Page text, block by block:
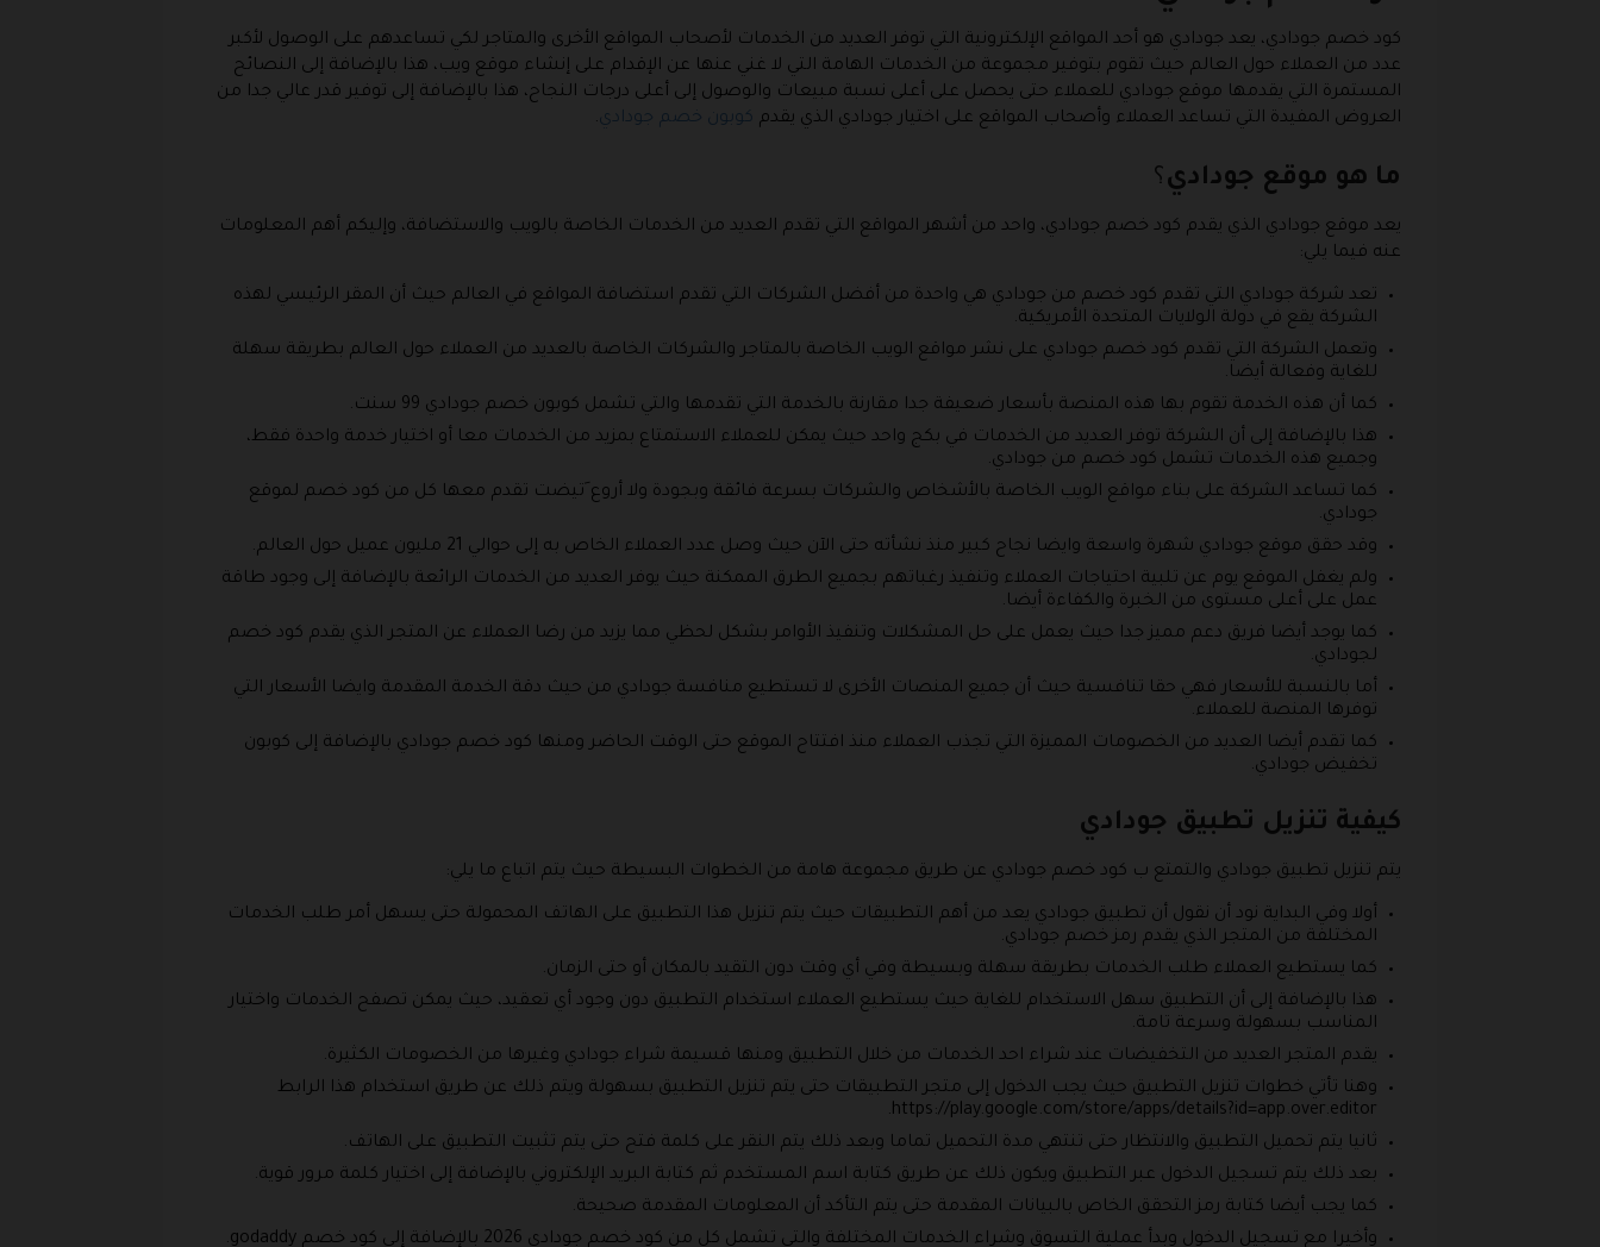
كود خصم جودادي، يعد جودادي هو أحد المواقع الإلكترونية التي توفر العديد من الخدمات لأصحاب المواقع الأخرى والمتاجر لكي تساعدهم على الوصول لأكبر
عدد من العملاء حول العالم حيث تقوم بتوفير مجموعة من الخدمات الهامة التي لا غني عنها عن الإقدام على إنشاء موقع ويب، هذا بالإضافة إلى النصائح
المستمرة التي يقدمها موقع جودادي للعملاء حتى يحصل على أعلى نسبة مبيعات والوصول إلى أعلى درجات النجاح، هذا بالإضافة إلى توفير قدر عالي جدا من
العروض المفيدة التي تساعد العملاء وأصحاب المواقع على اختيار جودادي الذي يقدم كوبون خصم جودادي.
ما هو موقع جودادي ؟
يعد موقع جودادي الذي يقدم كود خصم جودادي، واحد من أشهر المواقع التي تقدم العديد من الخدمات الخاصة بالويب والاستضافة، وإليكم أهم المعلومات
عنه فيما يلي:
تعد شركة جودادي التي تقدم كود خصم من جودادي هي واحدة من أفضل الشركات التي تقدم استضافة المواقع في العالم حيث أن المقر الرئيسي لهذه
الشركة يقع في دولة الولايات المتحدة الأمريكية.
وتعمل الشركة التي تقدم كود خصم جودادي على نشر مواقع الويب الخاصة بالمتاجر والشركات الخاصة بالعديد من العملاء حول العالم بطريقة سهلة
للغاية وفعالة أيضا.
كما أن هذه الخدمة تقوم بها هذه المنصة بأسعار ضعيفة جدا مقارنة بالخدمة التي تقدمها والتي تشمل كوبون خصم جودادي 99 سنت.
هذا بالإضافة إلى أن الشركة توفر العديد من الخدمات في بكج واحد حيث يمكن للعملاء الاستمتاع بمزيد من الخدمات معا أو اختيار خدمة واحدة فقط،
وجميع هذه الخدمات تشمل كود خصم من جودادي.
كما تساعد الشركة على بناء مواقع الويب الخاصة بالأشخاص والشركات بسرعة فائقة وبجودة ولا أروع َتيضت تقدم معها كل من كود خصم لموقع
جودادي.
وقد حقق موقع جودادي شهرة واسعة وايضا نجاح كبير منذ نشأته حتى الآن حيث وصل عدد العملاء الخاص به إلى حوالي 21 مليون عميل حول العالم.
ولم يغفل الموقع يوم عن تلبية احتياجات العملاء وتنفيذ رغباتهم بجميع الطرق الممكنة حيث يوفر العديد من الخدمات الرائعة بالإضافة إلى وجود طاقة
عمل على أعلى مستوى من الخبرة والكفاءة أيضا.
كما يوجد أيضا فريق دعم مميز جدا حيث يعمل على حل المشكلات وتنفيذ الأوامر بشكل لحظي مما يزيد من رضا العملاء عن المتجر الذي يقدم كود خصم
لجودادي.
أما بالنسبة للأسعار فهي حقا تنافسية حيث أن جميع المنصات الأخرى لا تستطيع منافسة جودادي من حيث دقة الخدمة المقدمة وايضا الأسعار التي
توفرها المنصة للعملاء.
كما تقدم أيضا العديد من الخصومات المميزة التي تجذب العملاء منذ افتتاح الموقع حتى الوقت الحاضر ومنها كود خصم جودادي بالإضافة إلى كوبون
تخفيض جودادي.
كيفية تنزيل تطبيق جودادي
يتم تنزيل تطبيق جودادي والتمتع ب كود خصم جودادي عن طريق مجموعة هامة من الخطوات البسيطة حيث يتم اتباع ما يلي:
أولا وفي البداية نود أن نقول أن تطبيق جودادي يعد من أهم التطبيقات حيث يتم تنزيل هذا التطبيق على الهاتف المحمولة حتى يسهل أمر طلب الخدمات
المختلفة من المتجر الذي يقدم رمز خصم جودادي.
كما يستطيع العملاء طلب الخدمات بطريقة سهلة وبسيطة وفي أي وقت دون التقيد بالمكان أو حتى الزمان.
هذا بالإضافة إلى أن التطبيق سهل الاستخدام للغاية حيث يستطيع العملاء استخدام التطبيق دون وجود أي تعقيد، حيث يمكن تصفح الخدمات واختيار
المناسب بسهولة وسرعة تامة.
يقدم المتجر العديد من التخفيضات عند شراء احد الخدمات من خلال التطبيق ومنها قسيمة شراء جودادي وغيرها من الخصومات الكثيرة.
وهنا تأتي خطوات تنزيل التطبيق حيث يجب الدخول إلى متجر التطبيقات حتى يتم تنزيل التطبيق بسهولة ويتم ذلك عن طريق استخدام هذا الرابط
https://play.google.com/store/apps/details?id=app.over.editor.
ثانيا يتم تحميل التطبيق والانتظار حتى تنتهي مدة التحميل تماما وبعد ذلك يتم النقر على كلمة فتح حتى يتم تثبيت التطبيق على الهاتف.
بعد ذلك يتم تسجيل الدخول عبر التطبيق ويكون ذلك عن طريق كتابة اسم المستخدم ثم كتابة البريد الإلكتروني بالإضافة إلى اختيار كلمة مرور قوية.
كما يجب أيضا كتابة رمز التحقق الخاص بالبيانات المقدمة حتى يتم التأكد أن المعلومات المقدمة صحيحة.
وأخيرا مع تسجيل الدخول وبدأ عملية التسوق وشراء الخدمات المختلفة والتي تشمل كل من كود خصم جودادي 2026 بالإضافة إلى كود خصم godaddy.